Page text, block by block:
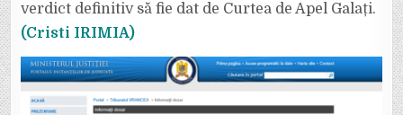
verdict definitiv să fie dat de Curtea de Apel Galați.
(Cristi IRIMIA)